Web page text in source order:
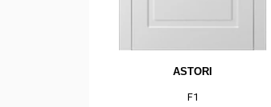
ASTORI
F1